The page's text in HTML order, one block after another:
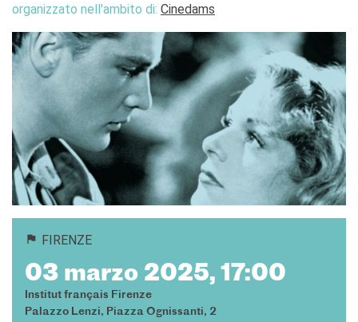
Carta Giovani Nazionale
Frantastique
STUDIARE IN FRANCIA
Campus France
CERTIFICAZIONI
DELF/DALF
DELF scolaire
Delf Tout Public
ACPF - COOPERAZIONE
ARCHIVIO
EVENTI/PODCAST
ATTIVITÀ PER LE SCUOLE
organizzato nell'ambito di: Cinedams
FIRENZE
03 marzo 2025, 17:00
Institut français Firenze
Palazzo Lenzi, Piazza Ognissanti, 2